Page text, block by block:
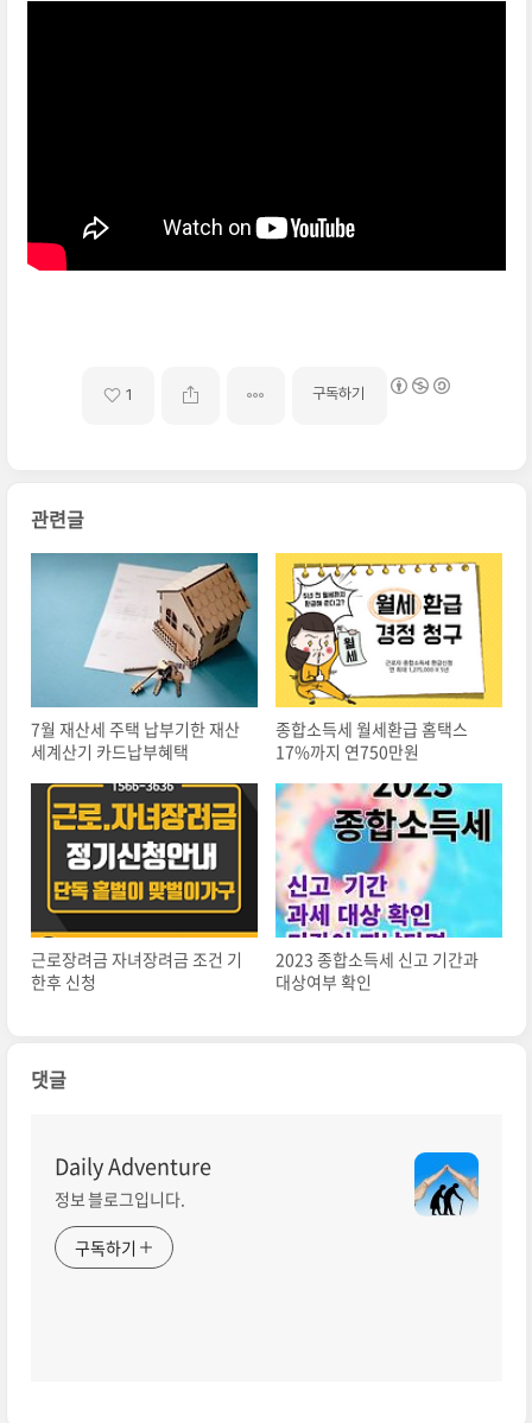
1 구독하기
관련글
7월 재산세 주택 납부기한 재산
세계산기 카드납부혜택
종합소득세 월세환급 홈택스
17%까지 연750만원
근로장려금 자녀장려금 조건 기
한후 신청
2023 종합소득세 신고 기간과
대상여부 확인
댓글
Daily Adventure
정보 블로그입니다.
구독하기